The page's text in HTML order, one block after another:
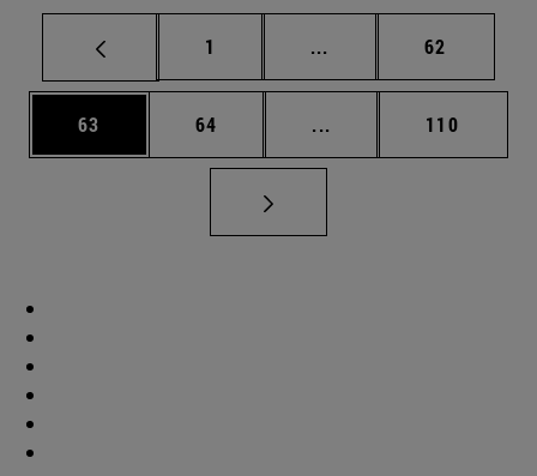
Página
1 ... Páginas intermedias
Página
62
Página
63 Página
64 ... Páginas intermedias
Página
110